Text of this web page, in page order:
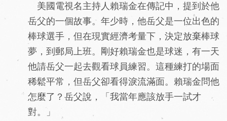
美國電視名主持人賴瑞金在傳記中，提到於他
岳父的一個故事。年少時，他岳父是一位出色的
棒球選手，但在現實經濟考量下，決定放棄棒球
夢，到郵局上班。剛好賴瑞金也是球迷，有一天
他請岳父一起去觀看球員練習。這種練打的場面
稀鬆平常，但岳父卻看得淚流滿面。賴瑞金問他
怎麼了？岳父說，「我當年應該放手一試才
對。」